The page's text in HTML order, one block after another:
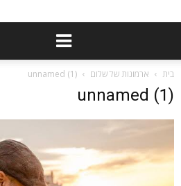
בית ארמונות של שלום unnamed (1)
unnamed (1)